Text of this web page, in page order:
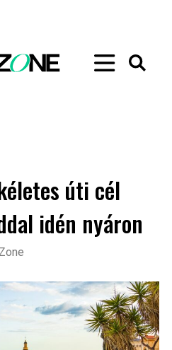
úti cél
idén nyáron